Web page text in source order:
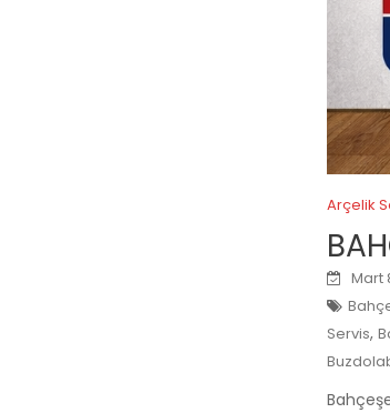
Arçelik
Mart
Servis,